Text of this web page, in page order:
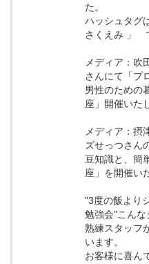
た。
ハッシュタグ
さくえみ 」
メディア：吹
さんにて「プ
男性のための
座」開催いた
メディア：摂
ズせっつさん
豆知識と、簡
座」を開催い
”3度の飯より
勉強会”こん
熟練スタッフ
います。
お客様に喜ん